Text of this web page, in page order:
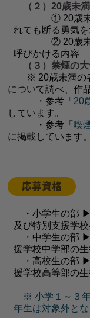
（２）20歳未満
① 20歳未満の
れても断る勇気
② 20歳未満の
呼びかける内容
（３）禁煙の大
※ 20歳未満の者
について調べ、作
・参考「 20
しています。
・参考「 喫
に掲載しています。
応募資格
・小学生の部 ▶
及び特別支援学
・中学生の部 ▶
援学校中学部の生
・高校生の部 ▶
援学校高等部の生
※ 小学１～３年
年生は対象外と